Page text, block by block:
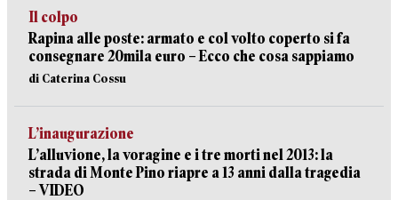
Il colpo
Rapina alle poste: armato e col volto coperto si fa
consegnare 20mila euro – Ecco che cosa sappiamo
di Caterina Cossu
L’inaugurazione
L’alluvione, la voragine e i tre morti nel 2013: la
strada di Monte Pino riapre a 13 anni dalla tragedia
– VIDEO